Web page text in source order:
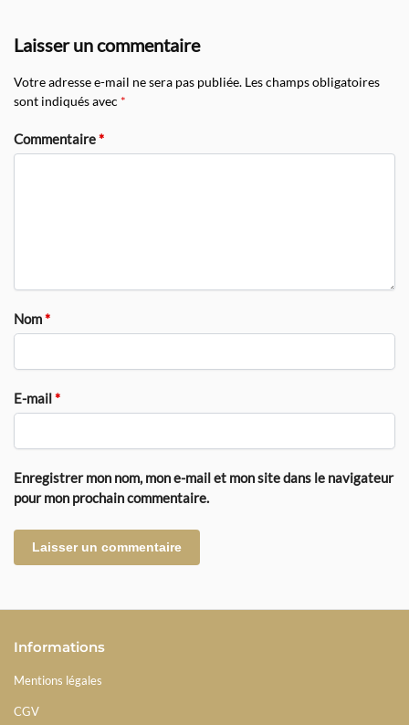
Laisser un commentaire
Votre adresse e-mail ne sera pas publiée. Les champs obligatoires
sont indiqués avec *
Commentaire*
Nom*
E-mail*
Enregistrer mon nom, mon e-mail et mon site dans le navigateur
pour mon prochain commentaire.
Informations
Mentions légales
CGV